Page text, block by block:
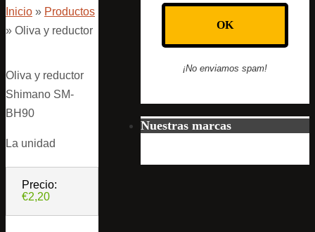
Inicio » Productos
» Oliva y reductor
Oliva y reductor
Shimano SM-
BH90
La unidad
Precio:
€2,20
¡No enviamos spam!
Nuestras marcas